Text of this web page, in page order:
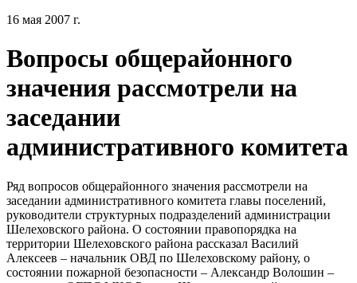
16 мая 2007 г.
Вопросы общерайонного
значения рассмотрели на
заседании
административного комитета
Ряд вопросов общерайонного значения рассмотрели на
заседании административного комитета главы поселений,
руководители структурных подразделений администрации
Шелеховского района. О состоянии правопорядка на
территории Шелеховского района рассказал Василий
Алексеев – начальник ОВД по Шелеховскому району, о
состоянии пожарной безопасности – Александр Волошин –